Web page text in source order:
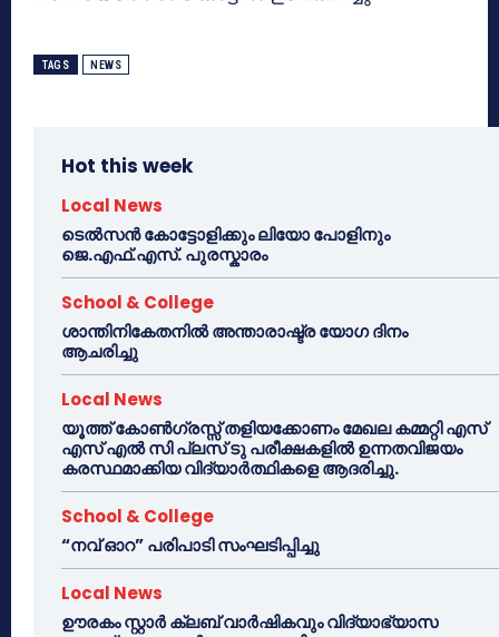
TAGS NEWS
Hot this week
Local News
ടെൽസൻ കോട്ടോളിക്കും ലിയോ പോളിനും
ജെ.എഫ്.എസ്. പുരസ്കാരം
School & College
ശാന്തിനികേതനിൽ അന്താരാഷ്ട്ര യോഗ ദിനം
ആചരിച്ചു
Local News
യൂത്ത് കോൺഗ്രസ്സ് തളിയക്കോണം മേഖല കമ്മറ്റി എസ്
എസ് എൽ സി പ്ലസ് ടു പരീക്ഷകളിൽ ഉന്നതവിജയം
കരസ്ഥമാക്കിയ വിദ്യാർത്ഥികളെ ആദരിച്ചു.
School & College
“നവ് ഓറ” പരിപാടി സംഘടിപ്പിച്ചു
Local News
ഊരകം സ്റ്റാർ ക്ലബ് വാർഷികവും വിദ്യാഭ്യാസ